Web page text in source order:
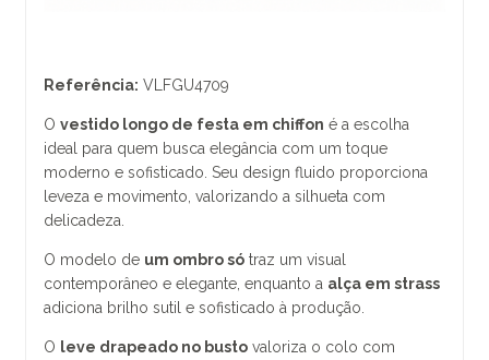
Referência: VLFGU4709
O vestido longo de festa em chiffon é a escolha
ideal para quem busca elegância com um toque
moderno e sofisticado. Seu design fluido proporciona
leveza e movimento, valorizando a silhueta com
delicadeza.
O modelo de um ombro só traz um visual
contemporâneo e elegante, enquanto a alça em strass
adiciona brilho sutil e sofisticado à produção.
O leve drapeado no busto valoriza o colo com